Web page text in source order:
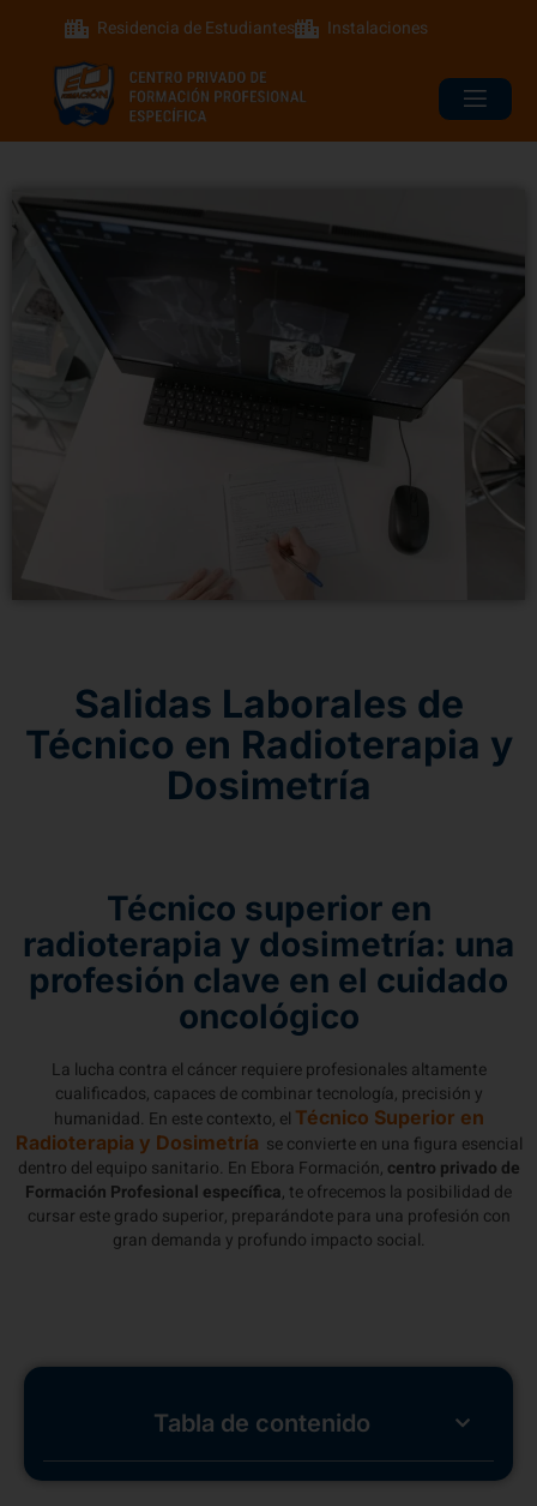
Residencia de Estudiantes Instalaciones
Salidas Laborales de
Técnico en Radioterapia y
Dosimetría
Técnico superior en
radioterapia y dosimetría: una
profesión clave en el cuidado
oncológico
La lucha contra el cáncer requiere profesionales altamente
cualificados, capaces de combinar tecnología, precisión y
humanidad. En este contexto, el Técnico Superior en
Radioterapia y Dosimetría se convierte en una figura esencial
dentro del equipo sanitario. En Ebora Formación, centro privado de
Formación Profesional específica, te ofrecemos la posibilidad de
cursar este grado superior, preparándote para una profesión con
gran demanda y profundo impacto social.
Tabla de contenido